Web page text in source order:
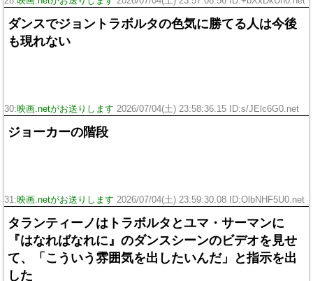
ダンスでジョントラボルタの色気に勝てる人は今後
も現れない
30:映画.netがお送りします 2026/07/04(土) 23:58:36.15 ID:s/JElc6G0.net
ジョーカーの階段
31:映画.netがお送りします 2026/07/04(土) 23:59:30.08 ID:OlbNHF5U0.net
タランティーノはトラボルタとユマ・サーマンに
『はなればなれに』のダンスシーンのビデオを見せ
て、「こういう雰囲気を出したいんだ」と指示を出
した